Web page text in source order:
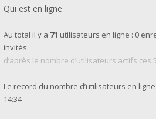
Qui est en ligne
Au total il y a 71 utilisateurs en ligne : 0
invités
d’après le nombre d’utilisateurs actifs
Le record du nombre d’utilisateurs en
14:34